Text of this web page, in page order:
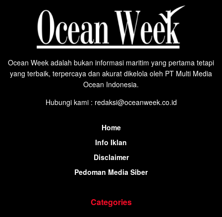
Ocean Week adalah bukan informasi maritim yang pertama tetapi
yang terbaik, terpercaya dan akurat dikelola oleh PT Multi Media
Ocean Indonesia.
Hubungi kami : redaksi@oceanweek.co.id
Home
Info Iklan
Disclaimer
Pedoman Media Siber
Categories